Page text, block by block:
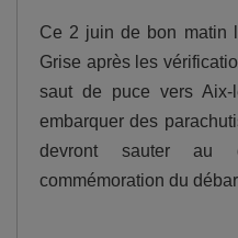
Ce 2 juin de bon matin
Grise après les
saut de puce vers Aix-
embarquer des
devront sauter au
commémoration du